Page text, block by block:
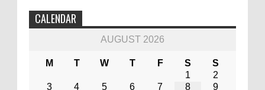
CALENDAR
AUGUST 2026
M T W T F S
S
1
2
3
4 5 6 7 8
9